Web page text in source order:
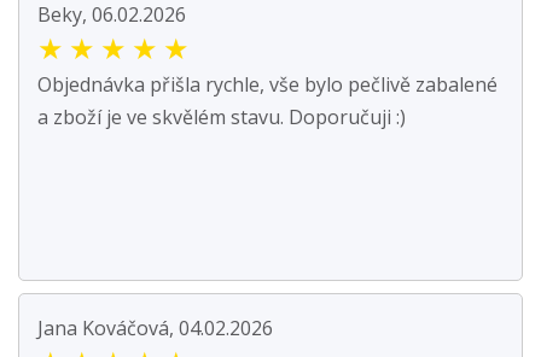
Beky, 06.02.2026
★ ★ ★ ★ ★
Objednávka přišla rychle, vše bylo pečlivě zabalené
a zboží je ve skvělém stavu. Doporučuji :)
Jana Kováčová, 04.02.2026